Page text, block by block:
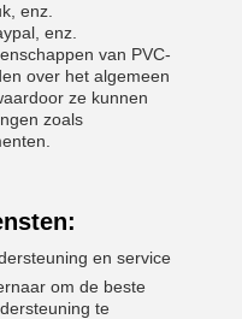
enz.
enz.
van PVC-
over het algemeen
ze kunnen
zoals
en service
om de beste
te